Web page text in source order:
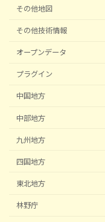
ペ
ー
ジ
送
り
その他地図
その他技術情報
オープンデータ
プラグイン
中国地方
中部地方
九州地方
四国地方
東北地方
林野庁